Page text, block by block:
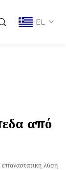
EL
από
λύση